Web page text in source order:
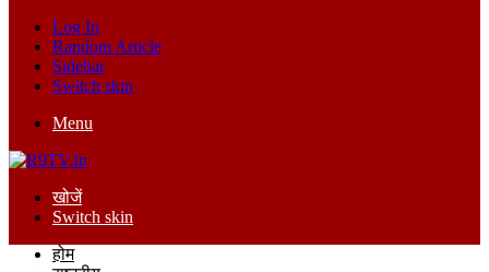
Log In
Random Article
Sidebar
Switch skin
Menu
खोजें
Switch skin
होम